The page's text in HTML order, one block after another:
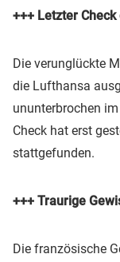
+++ Letzter
Die verunglückte
die Lufthansa
ununterbrochen
Check hat erst
stattgefunden.
+++ Traurige
Die französische